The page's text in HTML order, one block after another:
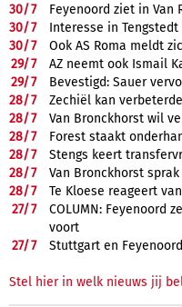
30/7
Feyenoord ziet in Van
30/7
Interesse in Tengstedt
30/7
Ook AS Roma meldt
29/7
AZ neemt ook Ismail
29/7
Bevestigd: Sauer
28/7
Zechiël kan
28/7
Van Bronckhorst wil
28/7
Forest staakt
28/7
Stengs keert
28/7
Van Bronckhorst
28/7
Te Kloese reageert
27/7
COLUMN: Feyenoord
voort
27/7 Stuttgart en
Stel hier in welk nieuws jij